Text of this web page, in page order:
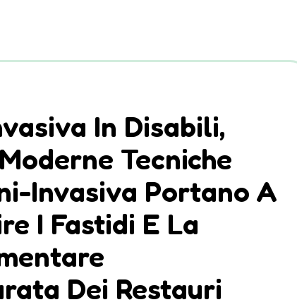
In Disabili,
Tecniche
Invasiva Portano A
I Fastidi E La
Dei Restauri